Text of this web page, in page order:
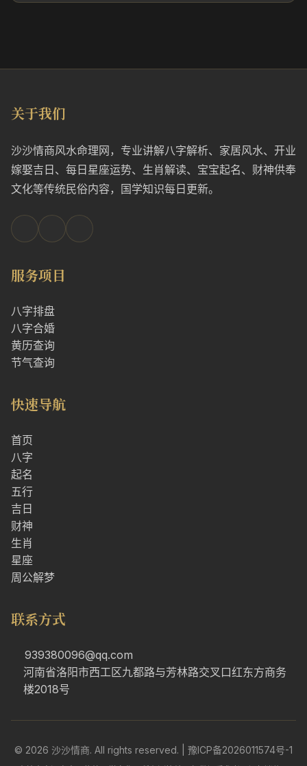
关于我们
沙沙情商风水命理网，专业讲解八字解析、家居风水、开业
嫁娶吉日、每日星座运势、生肖解读、宝宝起名、财神供奉
文化等传统民俗内容，国学知识每日更新。
服务项目
八字排盘
八字合婚
黄历查询
节气查询
快速导航
首页
八字
起名
五行
吉日
财神
生肖
星座
周公解梦
联系方式
939380096@qq.com
河南省洛阳市西工区九都路与芳林路交叉口红东方商务
楼2018号
© 2026 沙沙情商. All rights reserved. | 豫ICP备2026011574号-1